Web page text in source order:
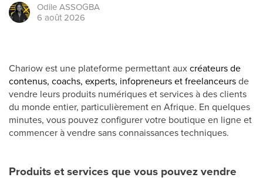
OdileASSOGBA
6 août 2026
Chariow est une plateforme permettant auxcréateurs de
contenus, coachs, experts, infopreneurs et freelanceursde
vendre leurs produits numériques et services à des clients
du monde entier, particulièrement en Afrique. En quelques
minutes, vous pouvez configurer votre boutique en ligne et
commencer à vendre sans connaissances techniques.
Produits et services que vous pouvez vendre